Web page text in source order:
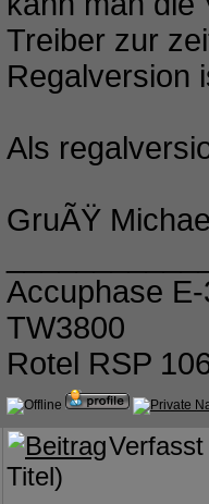
Treiber zur
Regalversion
Als
GruÃŸ
Accuphase
TW3800
Rotel RSP
Titel)